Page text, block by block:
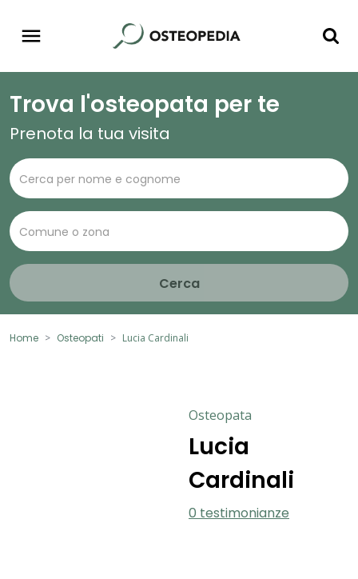
Trova l'osteopata per te
Prenota la tua visita
Cerca
Home Osteopati Lucia Cardinali
Osteopata
Lucia
Cardinali
0 testimonianze